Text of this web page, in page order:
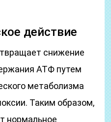
действие
снижение
АТФ путем
метаболизма
Таким образом,
нормальное